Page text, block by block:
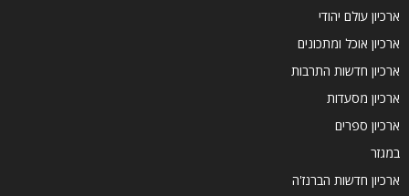
ארכיון עולם יהודי
ארכיון אוכל ומתכונים
ארכיון חדשות התרבות
ארכיון מסעדות
ארכיון ספרים
במגזר
ארכיון חדשות הברנז'ה